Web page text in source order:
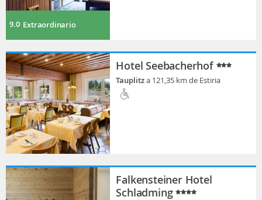
9.0 Extraordinario
Hotel Seebacherhof
Tauplitza 121,35 km de Estiria
Falkensteiner Hotel
Schladming